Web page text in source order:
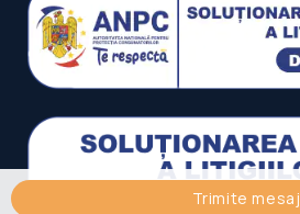
Trimite mesaj